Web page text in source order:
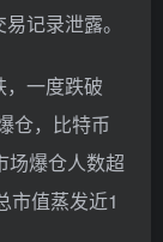
记录泄露。
，一度跌破
仓，比特币
场爆仓人数超
市值蒸发近1